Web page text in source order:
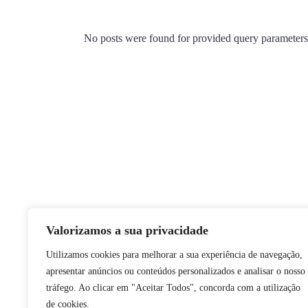
Valorizamos a sua privacidade
Utilizamos cookies para melhorar a sua experiência de navegação,
apresentar anúncios ou conteúdos personalizados e analisar o nosso
tráfego. Ao clicar em "Aceitar Todos", concorda com a utilização
de cookies.
No posts were found for provided query